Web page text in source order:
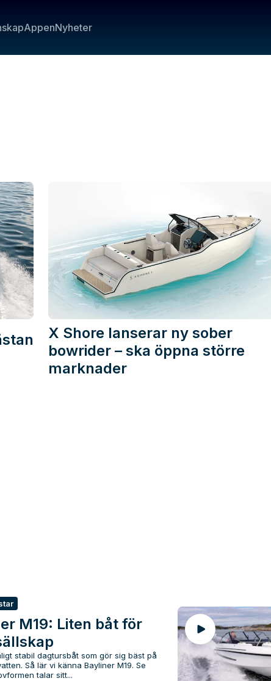
AppenNyheter
X Shore lanserar ny sober
bowrider – ska öppna större
marknader
M19: Liten båt för
stabil dagtursbåt som gör sig bäst på
Så lär vi känna Bayliner M19. Se
talar sitt...